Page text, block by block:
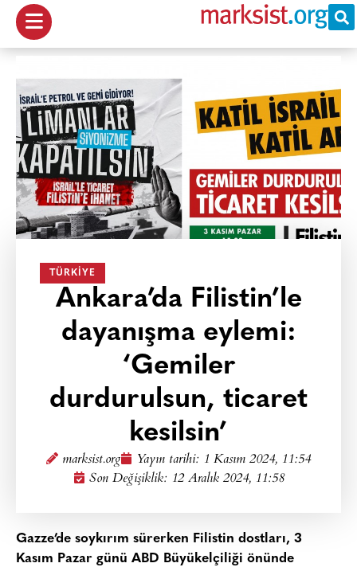
TÜRKIYE
Ankara’da Filistin’le
dayanışma eylemi:
‘Gemiler
durdurulsun, ticaret
kesilsin’
marksist.org Yayın tarihi: 1 Kasım 2024, 11:54
Son Değişiklik: 12 Aralık 2024, 11:58
Gazze’de soykırım sürerken Filistin dostları, 3
Kasım Pazar günü ABD Büyükelçiliği önünde